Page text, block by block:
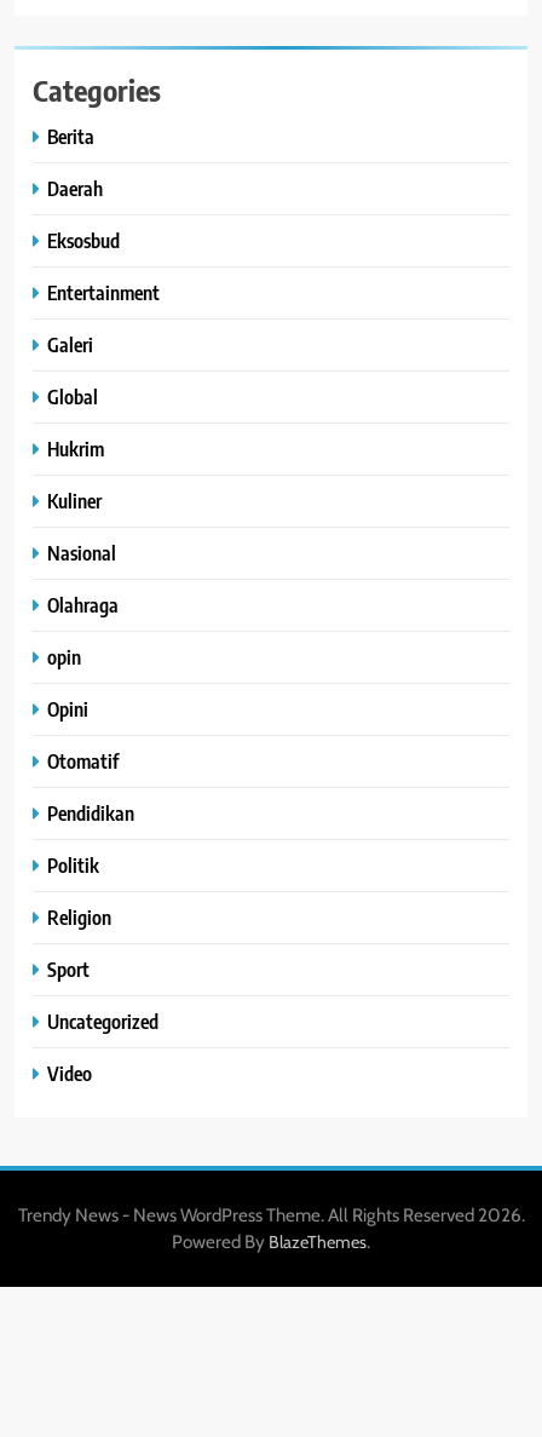
Categories
Berita
Daerah
Eksosbud
Entertainment
Galeri
Global
Hukrim
Kuliner
Nasional
Olahraga
opin
Opini
Otomatif
Pendidikan
Politik
Religion
Sport
Uncategorized
Video
Trendy News - News WordPress Theme. All Rights Reserved 2026.
Powered By BlazeThemes.